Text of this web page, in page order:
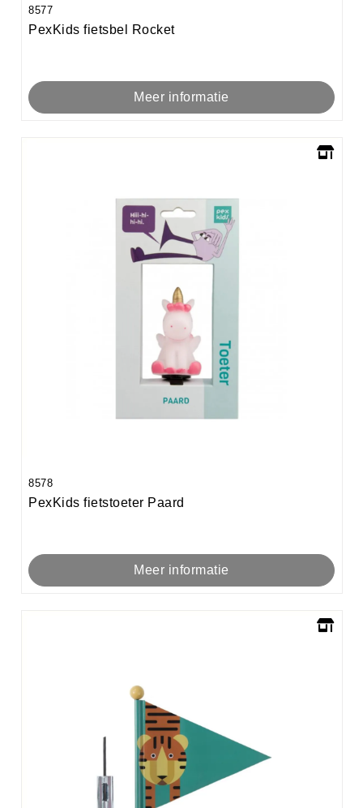
8577
PexKids fietsbel Rocket
Meer informatie
8578
PexKids fietstoeter Paard
Meer informatie